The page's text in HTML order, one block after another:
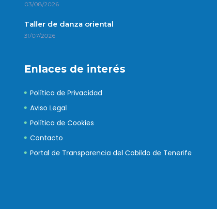
03/08/2026
Taller de danza oriental
31/07/2026
Enlaces de interés
Política de Privacidad
Aviso Legal
Política de Cookies
Contacto
Portal de Transparencia del Cabildo de Tenerife